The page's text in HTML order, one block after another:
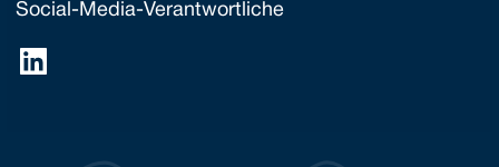
Social-Media-Verantwortliche